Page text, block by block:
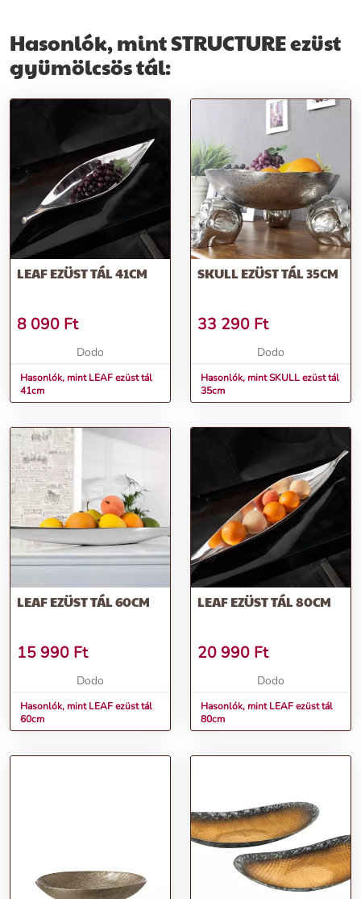
fémdarabokból álló szerkezete magára vonzza a tekintetet.
Rendeld meg most, és teremts egyedi eleganciát otthonodba a
Hasonlók, mint STRUCTURE ezüst
gyümölcsös tál:
LEAF EZÜST TÁL 41CM
8 090 Ft
Dodo
Hasonlók, mint LEAF ezüst tál
41cm
SKULL EZÜST TÁL 35CM
33 290 Ft
Dodo
Hasonlók, mint SKULL ezüst tál
35cm
LEAF EZÜST TÁL 60CM
15 990 Ft
Dodo
Hasonlók, mint LEAF ezüst tál
60cm
LEAF EZÜST TÁL 80CM
20 990 Ft
Dodo
Hasonlók, mint LEAF ezüst tál
80cm